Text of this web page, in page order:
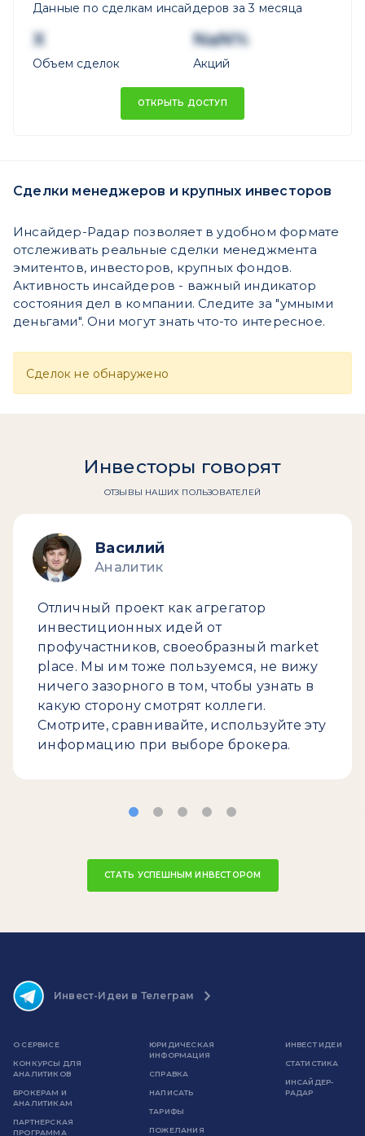
Данные по сделкам инсайдеров за 3 месяца
X
Объем сделок
NaN%
Акций
ОТКРЫТЬ ДОСТУП
Сделки менеджеров и крупных инвесторов
Инсайдер-Радар позволяет в удобном формате
отслеживать реальные сделки менеджмента
эмитентов, инвесторов, крупных фондов.
Активность инсайдеров - важный индикатор
состояния дел в компании. Следите за "умными
деньгами". Они могут знать что-то интересное.
Сделок не обнаружено
Инвесторы говорят
ОТЗЫВЫ НАШИХ ПОЛЬЗОВАТЕЛЕЙ
Василий
Аналитик
Отличный проект как агрегатор
инвестиционных идей от
профучастников, своеобразный market
place. Мы им тоже пользуемся, не вижу
ничего зазорного в том, чтобы узнать в
какую сторону смотрят коллеги.
Смотрите, сравнивайте, используйте эту
информацию при выборе брокера.
СТАТЬ УСПЕШНЫМ ИНВЕСТОРОМ
Инвест-Идеи в Телеграм
О СЕРВИСЕ
КОНКУРСЫ ДЛЯ
АНАЛИТИКОВ
БРОКЕРАМ И
АНАЛИТИКАМ
ПАРТНЕРСКАЯ
ПРОГРАММА
ЮРИДИЧЕСКАЯ
ИНФОРМАЦИЯ
СПРАВКА
НАПИСАТЬ
ТАРИФЫ
ПОЖЕЛАНИЯ
ИНВЕСТ ИДЕИ
СТАТИСТИКА
ИНСАЙДЕР-
РАДАР